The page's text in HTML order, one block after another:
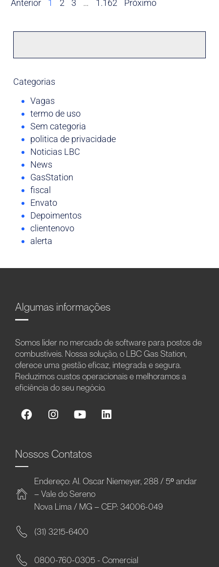
Anterior 1 2 3 … 1.162 Próximo
Categorias
Vagas
termo de uso
Sem categoria
politica de privacidade
Noticias LBC
News
GasStation
fiscal
Envato
Depoimentos
clientenovo
alerta
Algumas informações
Somos líder no mercado de software para postos de
combustíveis. Nossa solução, o LBC Gas Station,
oferece uma gestão eficaz, integrada e segura.
Reduzimos custos operacionais e melhoramos a
eficiência do seu negócio.
Nossos Contatos
Endereço: Al. Oscar Niemeyer, 288 / 5º andar
– Vale do Sereno
Nova Lima / MG – CEP: 34006-049
(31) 3215-6400
0800-760-0305 - Comercial